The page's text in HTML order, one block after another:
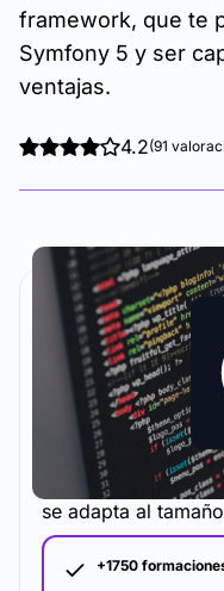
framework, que te
Symfony 5 y ser
ventajas.
4.2(91
La metodología y
se adapta al
+1750